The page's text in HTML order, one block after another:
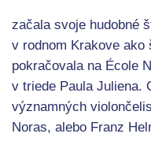
začala svoje hudobné
v rodnom Krakove ako
pokračovala na École
v triede Paula Juliena.
významných
Noras, alebo Franz